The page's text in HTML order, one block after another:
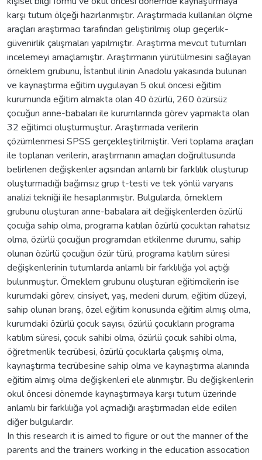
karşı tutum ölçeği hazırlanmıştır. Araştırmada kullanılan ölçme
araçları araştırmacı tarafından geliştirilmiş olup geçerlik-
güvenirlik çalışmaları yapılmıştır. Araştırma mevcut tutumları
incelemeyi amaçlamıştır. Araştırmanın yürütülmesini sağlayan
örneklem grubunu, İstanbul ilinin Anadolu yakasında bulunan
ve kaynaştırma eğitim uygulayan 5 okul öncesi eğitim
kurumunda eğitim almakta olan 40 özürlü, 260 özürsüz
çocuğun anne-babaları ile kurumlarında görev yapmakta olan
32 eğitimci oluşturmuştur. Araştırmada verilerin
çözümlenmesi SPSS gerçekleştirilmiştir. Veri toplama araçları
ile toplanan verilerin, araştırmanın amaçları doğrultusunda
belirlenen değişkenler açısından anlamlı bir farklılık oluşturup
oluşturmadığı bağımsız grup t-testi ve tek yönlü varyans
analizi tekniği ile hesaplanmıştır. Bulgularda, örneklem
grubunu oluşturan anne-babalara ait değişkenlerden özürlü
çocuğa sahip olma, programa katılan özürlü çocuktan rahatsız
olma, özürlü çocuğun programdan etkilenme durumu, sahip
olunan özürlü çocuğun özür türü, programa katılım süresi
değişkenlerinin tutumlarda anlamlı bir farklılığa yol açtığı
bulunmuştur. Örneklem grubunu oluşturan eğitimcilerin ise
kurumdaki görev, cinsiyet, yaş, medeni durum, eğitim düzeyi,
sahip olunan branş, özel eğitim konusunda eğitim almış olma,
kurumdaki özürlü çocuk sayısı, özürlü çocukların programa
katılım süresi, çocuk sahibi olma, özürlü çocuk sahibi olma,
öğretmenlik tecrübesi, özürlü çocuklarla çalışmış olma,
kaynaştırma tecrübesine sahip olma ve kaynaştırma alanında
eğitim almış olma değişkenleri ele alınmıştır. Bu değişkenlerin
okul öncesi dönemde kaynaştırmaya karşı tutum üzerinde
anlamlı bir farklılığa yol açmadığı araştırmadan elde edilen
diğer bulgulardır.
In this research it is aimed to figure or out the manner of the
parents and the trainers working in the education assocation